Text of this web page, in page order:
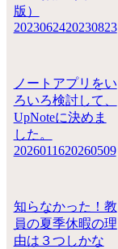
版）
2023062420230823
ノートアプリをい
ろいろ検討して、
UpNoteに決めま
した。
2026011620260509
知らなかった！教
員の夏季休暇の理
由は３つしかな